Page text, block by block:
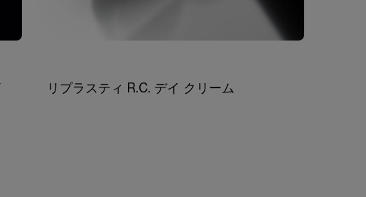
リプラスティ R.C. デイ クリーム